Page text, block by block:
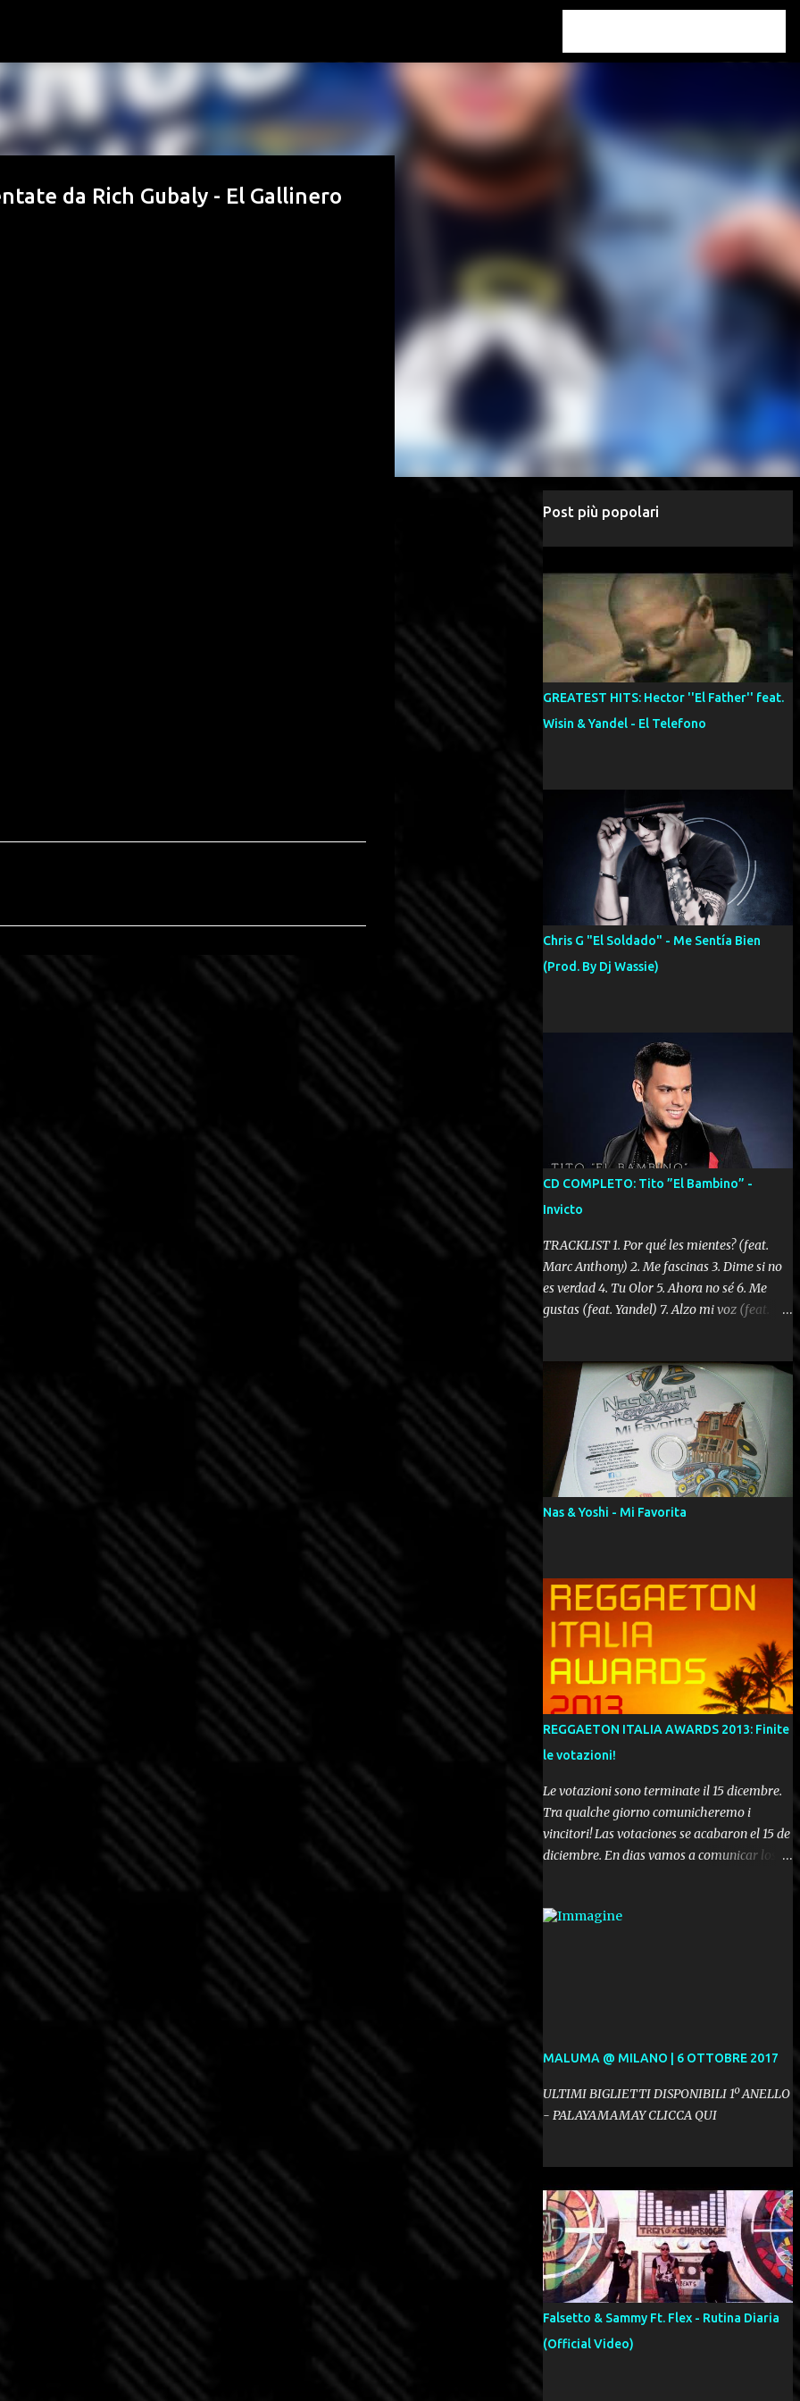
da Rich Gubaly - El Gallinero
Post più popolari
GREATEST HITS: Hector ''El Father'' feat.
Wisin & Yandel - El Telefono
Chris G "El Soldado" - Me Sentía Bien
(Prod. By Dj Wassie)
CD COMPLETO: Tito ”El Bambino” -
Invicto
TRACKLIST 1. Por qué les mientes? (feat.
Marc Anthony) 2. Me fascinas 3. Dime si no
es verdad 4. Tu Olor 5. Ahora no sé 6. Me
gustas (feat. Yandel) 7. Alzo mi voz (feat.
Dame la ola (feat. Tito Nieves) [Salsa
Version] 12. Dámelo 13. Dame la ola 14. ¿Por
qué les mientes? (feat. Marc Anthony)
[Radio Version] 15. Digital Booklet – Invicto
----------------------------- Nota:
Album proposto al massimo della qualità in
formato iTunes Plus AAC M4A; comprato su
Nas & Yoshi - Mi Favorita
REGGAETON ITALIA AWARDS 2013: Finite
le votazioni!
Le votazioni sono terminate il 15 dicembre.
Tra qualche giorno comunicheremo i
vincitori! Las votaciones se acabaron el 15 de
diciembre. En dias vamos a comunicar los
MALUMA @ MILANO | 6 OTTOBRE 2017
ULTIMI BIGLIETTI DISPONIBILI 1º ANELLO
- PALAYAMAMAY CLICCA QUI
Falsetto & Sammy Ft. Flex - Rutina Diaria
(Official Video)